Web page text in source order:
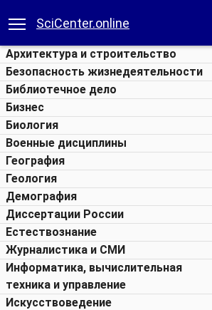
SciCenter.online
Архитектура и строительство
Безопасность жизнедеятельности
Библиотечное дело
Бизнес
Биология
Военные дисциплины
География
Геология
Демография
Диссертации России
Естествознание
Журналистика и СМИ
Информатика, вычислительная
техника и управление
Искусствоведение